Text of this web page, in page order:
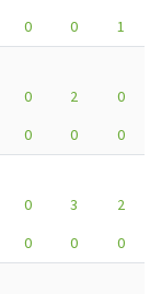
0 0
1
0 2
0
0 0
0
0 3
2
0 0
0